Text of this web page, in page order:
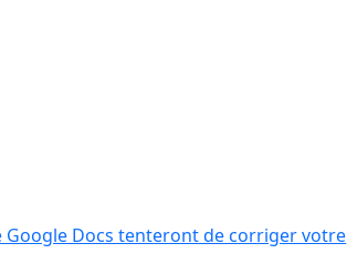
Google Docs tenteront de corriger votre